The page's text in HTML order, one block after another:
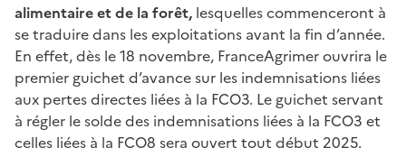
alimentaire et de la forêt, lesquelles commenceront à
se traduire dans les exploitations avant la fin d’année.
En effet, dès le 18 novembre, FranceAgrimer ouvrira le
premier guichet d’avance sur les indemnisations liées
aux pertes directes liées à la FCO3. Le guichet servant
à régler le solde des indemnisations liées à la FCO3 et
celles liées à la FCO8 sera ouvert tout début 2025.